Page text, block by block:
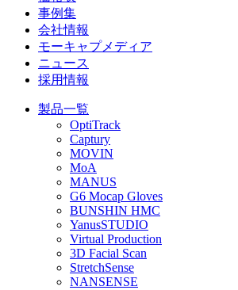
事例集
会社情報
モーキャプメディア
ニュース
採用情報
製品一覧
OptiTrack
Captury
MOVIN
MoA
MANUS
G6 Mocap Gloves
BUNSHIN HMC
YanusSTUDIO
Virtual Production
3D Facial Scan
StretchSense
NANSENSE